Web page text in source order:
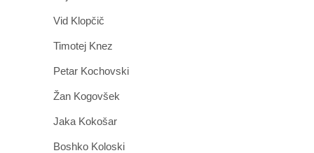
Vid Klopčič
Timotej Knez
Petar Kochovski
Žan Kogovšek
Jaka Kokošar
Boshko Koloski